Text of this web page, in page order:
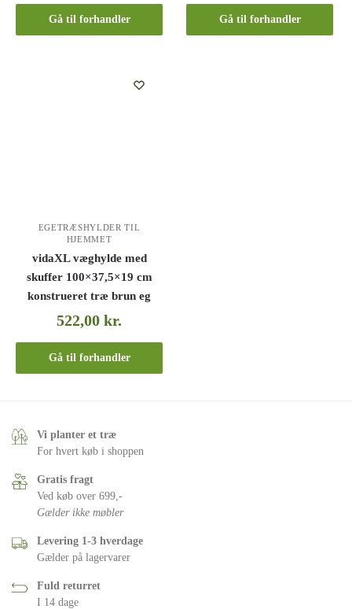
Gå til forhandler Gå til forhandler
EGETRÆSHYLDER TIL
HJEMMET
vidaXL væghylde med
skuffer 100×37,5×19 cm
konstrueret træ brun eg
522,00kr.
Gå til forhandler
Vi planter et træ
For hvert køb i shoppen
Gratis fragt
Ved køb over 699,-
Gælder ikke møbler
Levering 1-3 hverdage
Gælder på lagervarer
Fuld returret
I 14 dage